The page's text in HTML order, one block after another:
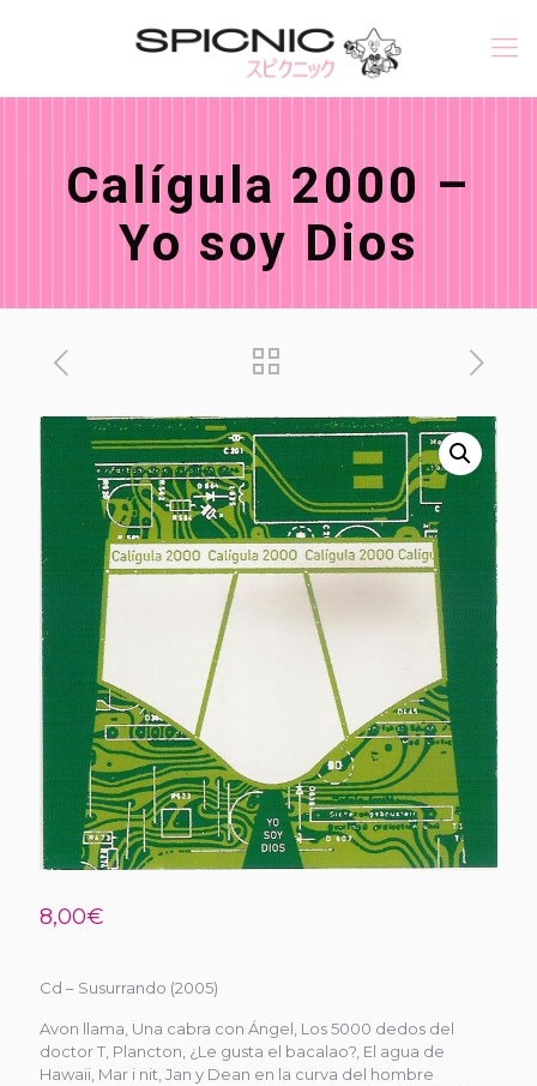
Calígula 2000 –
Yo soy Dios
8,00€
Cd – Susurrando (2005)
Avon llama, Una cabra con Ángel, Los 5000 dedos del
doctor T, Plancton, ¿Le gusta el bacalao?, El agua de
Hawaii, Mar i nit, Jan y Dean en la curva del hombre